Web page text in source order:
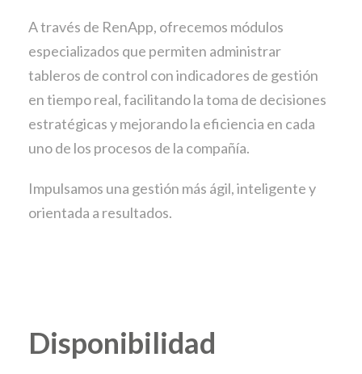
A través de RenApp, ofrecemos módulos
especializados que permiten administrar
tableros de control con indicadores de gestión
en tiempo real, facilitando la toma de decisiones
estratégicas y mejorando la eficiencia en cada
uno de los procesos de la compañía.
Impulsamos una gestión más ágil, inteligente y
orientada a resultados.
Disponibilidad